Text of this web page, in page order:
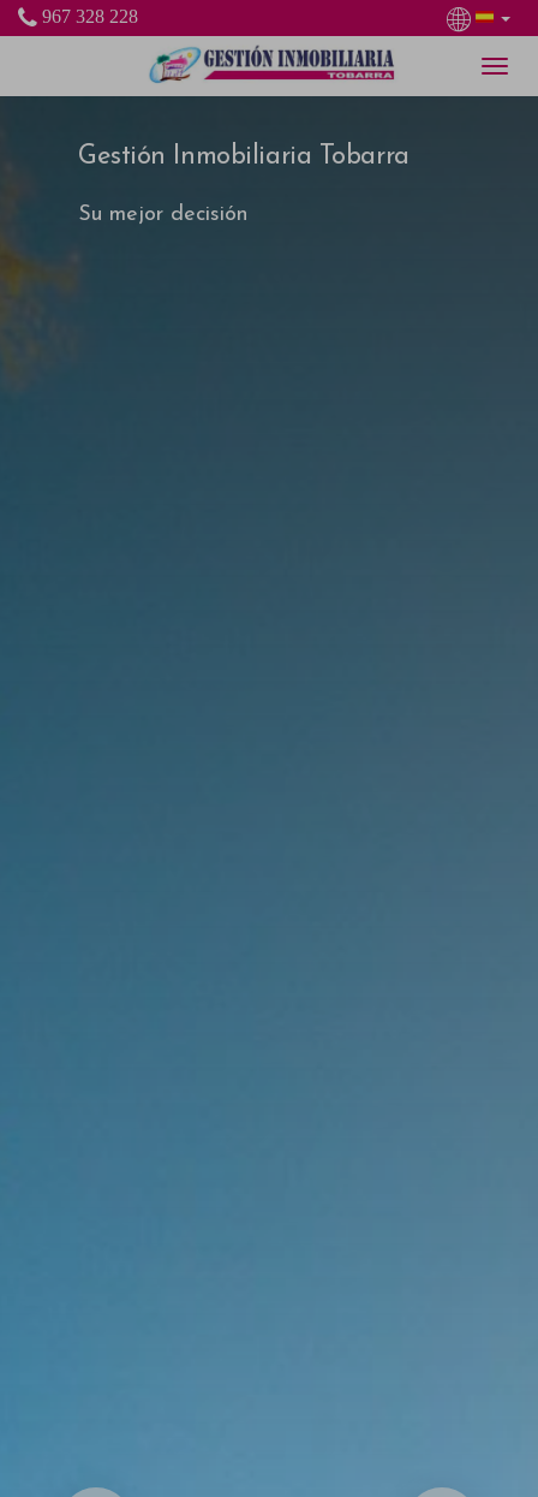
967 328 228
Gestión Inmobiliaria Tobarra
Su mejor decisión
Gestión Inmobiliaria Tobarra
Su mejor decisión
Gestión Inmobiliaria Tobarra
Su mejor decisión